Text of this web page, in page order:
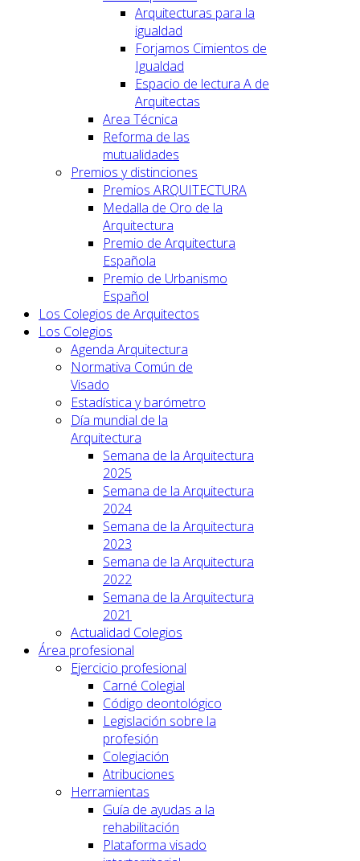
Arquitecturas para la
igualdad
Forjamos Cimientos de
Igualdad
Espacio de lectura A de
Arquitectas
Area Técnica
Reforma de las
mutualidades
Premios y distinciones
Premios ARQUITECTURA
Medalla de Oro de la
Arquitectura
Premio de Arquitectura
Española
Premio de Urbanismo
Español
Los Colegios de Arquitectos
Los Colegios
Agenda Arquitectura
Normativa Común de
Visado
Estadística y barómetro
Día mundial de la
Arquitectura
Semana de la Arquitectura
2025
Semana de la Arquitectura
2024
Semana de la Arquitectura
2023
Semana de la Arquitectura
2022
Semana de la Arquitectura
2021
Actualidad Colegios
Área profesional
Ejercicio profesional
Carné Colegial
Código deontológico
Legislación sobre la
profesión
Colegiación
Atribuciones
Herramientas
Guía de ayudas a la
rehabilitación
Plataforma visado